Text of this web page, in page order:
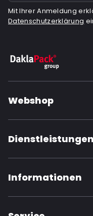
Mit Ihrer Anmeldung
Datenschutzerklärung
Webshop
Dienstleistungen
Informationen